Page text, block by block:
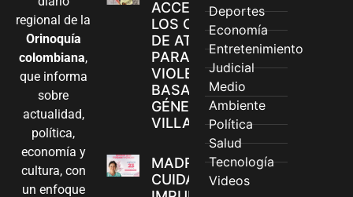
regional de la
Orinoquía
colombiana,
que informa
sobre
actualidad,
política,
economía y
cultura, con
un enfoque
ACCEDEN A
LOS CANALES
DE ATENCIÓN
PARA
VIOLENCIAS
BASADAS EN
GÉNERO EN
VILLAVICENCIO
MADRES
CUIDADORAS
Deportes
Economía
Entretenimiento
Judicial
Medio
Ambiente
Política
Salud
Tecnología
Videos